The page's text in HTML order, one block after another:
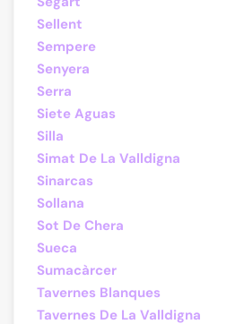
Sellent
Sempere
Senyera
Serra
Siete Aguas
Silla
Simat De La Valldigna
Sinarcas
Sollana
Sot De Chera
Sueca
Sumacàrcer
Tavernes Blanques
Tavernes De La Valldigna